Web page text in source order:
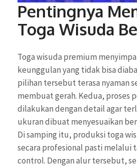
Pentingnya
Toga Wisuda
Toga wisuda premium
keunggulan yang tidak bisa
pilihan tersebut terasa nyaman
membuat gerah. Kedua, proses
dilakukan dengan detail agar
ukuran dibuat menyesuaikan
Di samping itu, produksi toga
secara profesional pasti melalui
control. Dengan alur tersebut,